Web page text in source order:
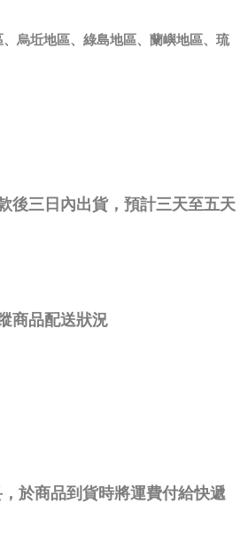
烏坵地區、綠島地區、蘭嶼地區、琉
後三日內出貨，預計三天至五天
商品配送狀況
於商品到貨時將運費付給快遞